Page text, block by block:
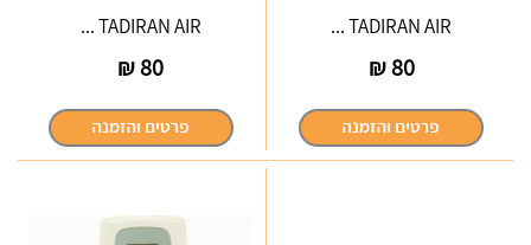
TADIRAN AIR ...
80
₪
TADIRAN AIR ...
80
₪